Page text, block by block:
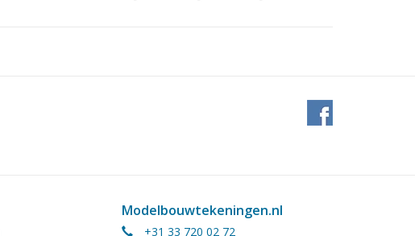
KAMMAN F.
REDAKTION.
Modelbouwtekeningen.nl
+31 33 720 02 72